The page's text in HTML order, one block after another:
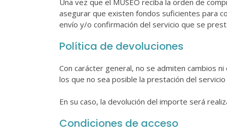
Una vez que el MUSEO reciba la orden de
asegurar que existen fondos suficientes para
envío y/o confirmación del servicio que se
Política de devoluciones
Con carácter general, no se admiten cambios
los que no sea posible la prestación del
En su caso, la devolución del importe será
Condiciones de acceso